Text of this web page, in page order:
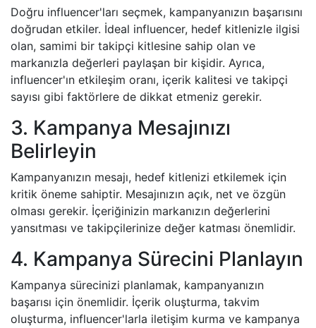
Doğru influencer'ları seçmek, kampanyanızın başarısını
doğrudan etkiler. İdeal influencer, hedef kitlenizle ilgisi
olan, samimi bir takipçi kitlesine sahip olan ve
markanızla değerleri paylaşan bir kişidir. Ayrıca,
influencer'ın etkileşim oranı, içerik kalitesi ve takipçi
sayısı gibi faktörlere de dikkat etmeniz gerekir.
3. Kampanya Mesajınızı
Belirleyin
Kampanyanızın mesajı, hedef kitlenizi etkilemek için
kritik öneme sahiptir. Mesajınızın açık, net ve özgün
olması gerekir. İçeriğinizin markanızın değerlerini
yansıtması ve takipçilerinize değer katması önemlidir.
4. Kampanya Sürecini Planlayın
Kampanya sürecinizi planlamak, kampanyanızın
başarısı için önemlidir. İçerik oluşturma, takvim
oluşturma, influencer'larla iletişim kurma ve kampanya